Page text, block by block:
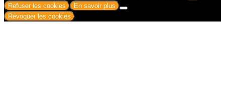
Refuser les cookies
En savoir plus
Révoquer les cookies